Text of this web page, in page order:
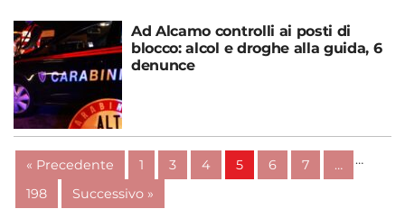
Ad Alcamo controlli ai posti di
blocco: alcol e droghe alla guida, 6
denunce
« Precedente 1 …
3 4 5 6 7
…
198
Successivo »